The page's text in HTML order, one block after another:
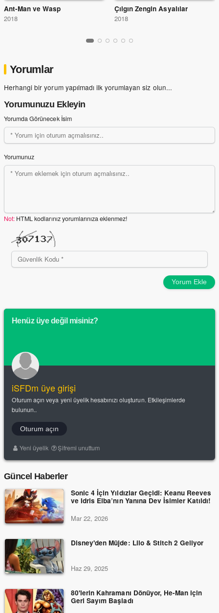
Ant-Man ve Wasp
2018
Çılgın Zengin Asyalılar
2018
Yorumlar
Herhangi bir yorum yapılmadı ilk yorumlayan siz olun...
Yorumunuzu Ekleyin
Yorumda Görünecek İsim
Yorumunuz
Not: HTML kodlarınız yorumlarınıza eklenmez!
Yorum Ekle
Henüz üye değil misiniz?
iSFDm üye girişi
Oturum açın veya yeni üyelik hesabınızı oluşturun. Etkileşimlerde
bulunun..
Oturum açın
Yeni üyelik Şifremi unuttum
Güncel Haberler
Sonic 4 İçin Yıldızlar Geçidi: Keanu Reeves
ve Idris Elba’nın Yanına Dev İsimler Katıldı!
Mar 22, 2026
Disney'den Müjde: Lilo & Stitch 2 Geliyor
Haz 29, 2025
80'lerin Kahramanı Dönüyor, He-Man için
Geri Sayım Başladı